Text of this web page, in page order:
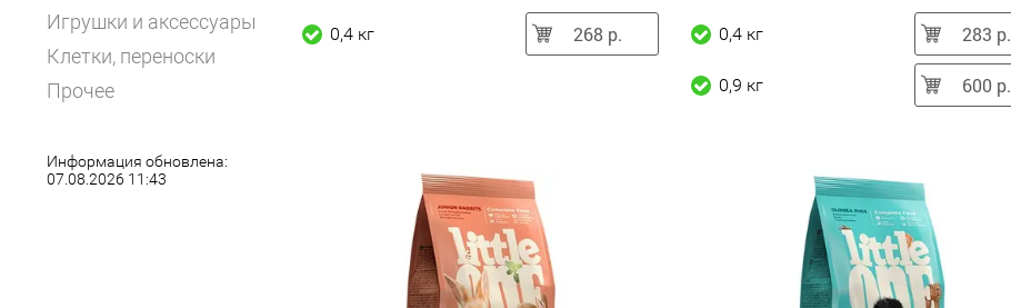
Игрушки и аксессуары
Клетки, переноски
Прочее
Информация обновлена:
07.08.2026 11:43
0,4 кг 268 р. 0,4 кг 283 р.
0,9 кг 600 р.